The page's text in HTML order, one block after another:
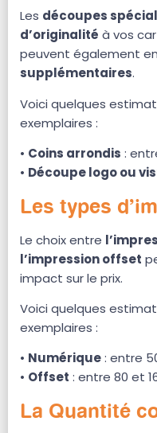
Les découpes
d’originalité à vos
peuvent également
supplémentaires.
Voici quelques
exemplaires :
• Coins arrondis :
• Découpe logo ou
Les types
Le choix entre
l’impression offset
impact sur le prix.
Voici quelques
exemplaires :
• Numérique: entre
• Offset : entre 80 et
La Quantité